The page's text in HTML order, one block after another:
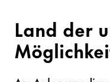
Land der